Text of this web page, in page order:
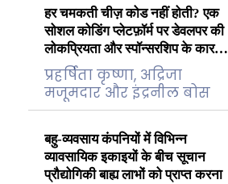
हर चमकती चीज़ कोड नहीं होती? एक
सोशल कोडिंग प्लेटफ़ॉर्म पर डेवलपर की
लोकप्रियता और स्पॉन्सरशिप के कारकों
को समझना
प्रहर्षिता कृष्णा, अद्रिजा
मजूमदार और इंद्रनील बोस
बहु-व्यवसाय कंपनियों में विभिन्न
व्यावसायिक इकाइयों के बीच सूचान
प्रौद्योगिकी बाह्य लाभों को प्राप्त करना